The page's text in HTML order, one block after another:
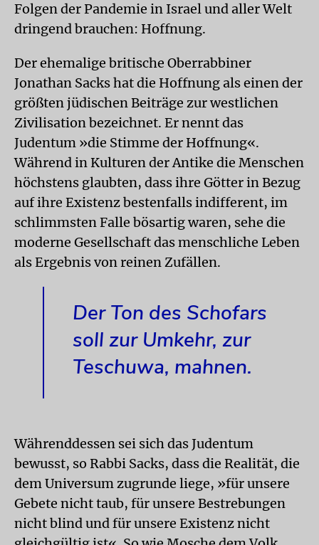
Folgen der Pandemie in Israel und aller Welt
dringend brauchen: Hoffnung.
Der ehemalige britische Oberrabbiner
Jonathan Sacks hat die Hoffnung als einen der
größten jüdischen Beiträge zur westlichen
Zivilisation bezeichnet. Er nennt das
Judentum »die Stimme der Hoffnung«.
Während in Kulturen der Antike die Menschen
höchstens glaubten, dass ihre Götter in Bezug
auf ihre Existenz bestenfalls indifferent, im
schlimmsten Falle bösartig waren, sehe die
moderne Gesellschaft das menschliche Leben
als Ergebnis von reinen Zufällen.
Der Ton des Schofars
soll zur Umkehr, zur
Teschuwa, mahnen.
Währenddessen sei sich das Judentum
bewusst, so Rabbi Sacks, dass die Realität, die
dem Universum zugrunde liege, »für unsere
Gebete nicht taub, für unsere Bestrebungen
nicht blind und für unsere Existenz nicht